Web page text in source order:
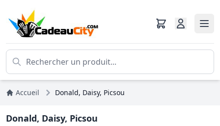
Accueil Donald, Daisy, Picsou
Donald, Daisy, Picsou